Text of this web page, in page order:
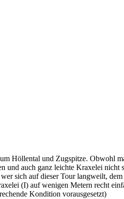
Höllental und Zugspitze. Obwohl
auch ganz leichte Kraxelei
sich auf dieser Tour langweilt,
(I) auf wenigen Metern recht
Kondition vorausgesetzt)